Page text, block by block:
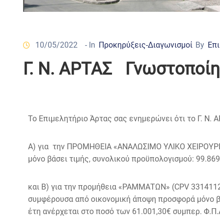
10/05/2022 - In Προκηρύξεις-Διαγωνισμοί By
Γ. Ν. ΑΡΤΑΣ
Το Επιμελητήριο Άρτας σας ενημερώνει ότι το Γ.
Α) για την ΠΡΟΜΗΘΕΙΑ «ΑΝΑΛΩΣΙΜΟ ΥΛΙΚΟ
μόνο βάσει τιμής, συνολικού προϋπολογισμού:
και Β) για την προμήθεια «ΡΑΜΜΑΤΩΝ» (CPV
συμφέρουσα από οικονομική άποψη προσφορά μόνο
έτη ανέρχεται στο ποσό των 61.001,30€ συμπερ.